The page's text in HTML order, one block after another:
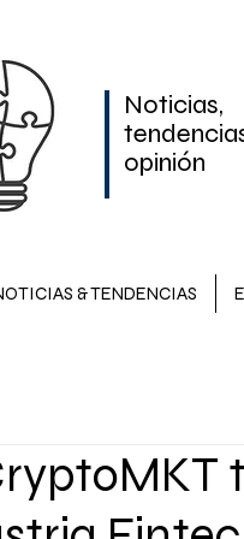
Noticias,
opinión
& TENDENCIAS
LATAM